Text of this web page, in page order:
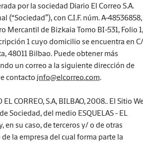
por la sociedad Diario El Correo S.A.
(“Sociedad”), con C.I.F. núm. A-48536858,
Mercantil de Bizkaia Tomo BI-531, Folio 1,
1 cuyo domicilio se encuentra en C/
48011 Bilbao. Puede obtener más
un correo a la siguiente dirección de
contacto info@elcorreo.com.
CORREO, S.A, BILBAO, 2008.. El Sitio
Sociedad, del medio ESQUELAS - EL
en su caso, de terceros y/ o de otras
la empresa del cual forma parte la